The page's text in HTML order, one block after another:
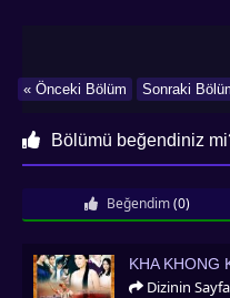
Sonraki
« Önceki Bölüm
Bölümü beğendiniz
Beğendim (0)
Kha Khong Khon
KHA KHONG
Dizinin